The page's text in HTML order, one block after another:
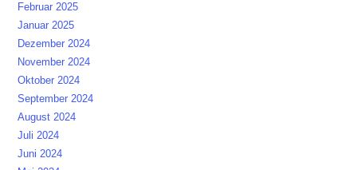
Februar 2025
Januar 2025
Dezember 2024
November 2024
Oktober 2024
September 2024
August 2024
Juli 2024
Juni 2024